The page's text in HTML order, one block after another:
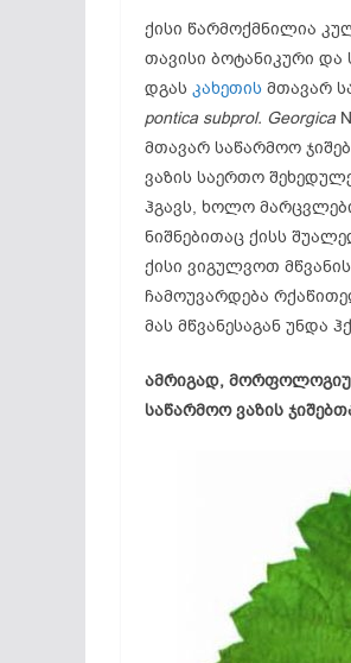
ქისი წარმოქმნილია
თავისი ბოტანიკური
დგას კახეთის მთავარ
pontica subprol. Georgica
მთავარ საწარმოო
ვაზის საერთო
ჰგავს, ხოლო
ნიშნებითაც ქისს
ქისი ვიგულვოთ
ჩამოუვარდება
მას მწვანესაგან უნდა
ამრიგად,
საწარმოო ვაზის